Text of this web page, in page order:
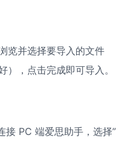
览并选择要导入的文件
），点击完成即可导入。
接 PC 端爱思助手，选择”